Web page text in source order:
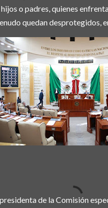
o padres, quienes
quedan desprotegidos,
de la Comisión